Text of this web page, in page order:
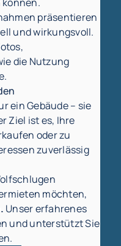
präsentieren
und wirkungsvoll.
die Nutzung
ein Gebäude – sie
Ziel ist es, Ihre
oder zu
zuverlässig
möchten,
Unser erfahrenes
und unterstützt Sie